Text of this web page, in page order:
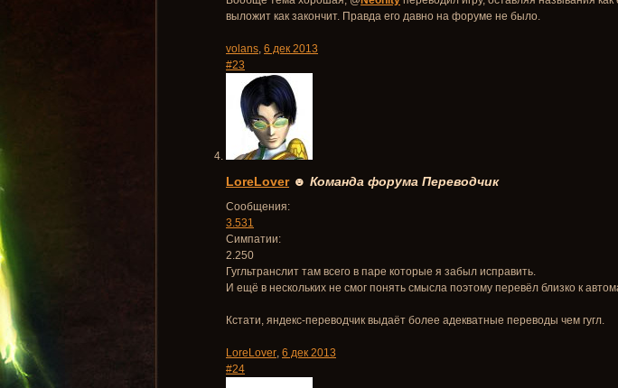
выложит как закончит. Правда его давно на форуме не было.
volans, 6 дек 2013
#23
LoreLover ☻ Команда форума Переводчик
Сообщения:
3.531
Симпатии:
2.250
Гугльтранслит там всего в паре которые я забыл исправить.
И ещё в нескольких не смог понять смысла поэтому перевёл близко к
Кстати, яндекс-переводчик выдаёт более адекватные переводы чем гугл.
LoreLover, 6 дек 2013
#24